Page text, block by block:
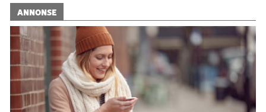
ANNONSE